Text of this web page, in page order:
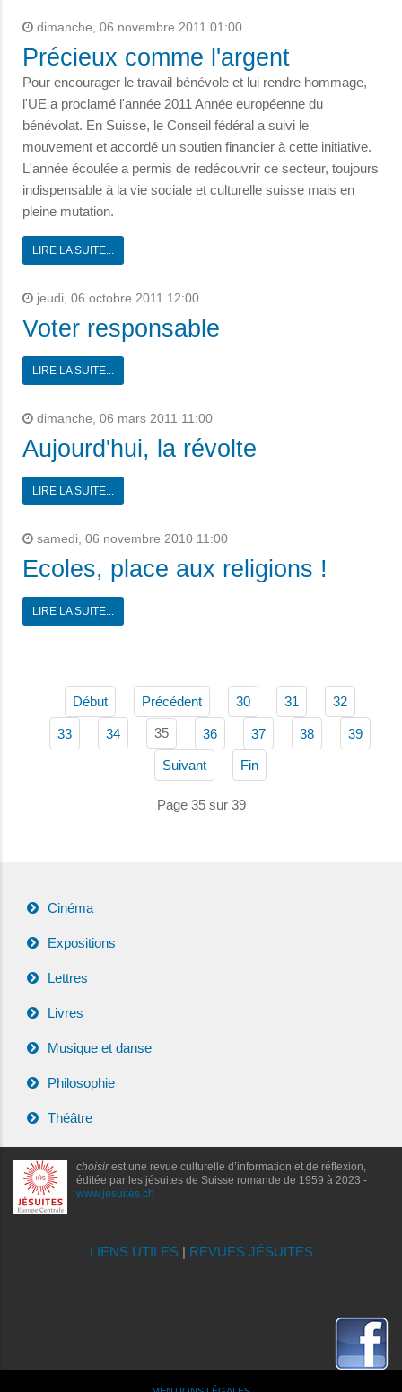
dimanche, 06 novembre 2011 01:00
Précieux comme l'argent
Pour encourager le travail bénévole et lui rendre hommage,
l'UE a proclamé l'année 2011 Année européenne du
bénévolat. En Suisse, le Conseil fédéral a suivi le
mouvement et accordé un soutien financier à cette initiative.
L'année écoulée a permis de redécouvrir ce secteur, toujours
indispensable à la vie sociale et culturelle suisse mais en
pleine mutation.
LIRE LA SUITE...
jeudi, 06 octobre 2011 12:00
Voter responsable
LIRE LA SUITE...
dimanche, 06 mars 2011 11:00
Aujourd'hui, la révolte
LIRE LA SUITE...
samedi, 06 novembre 2010 11:00
Ecoles, place aux religions !
LIRE LA SUITE...
Début Précédent 30 31 32
33 34 35 36 37 38 39
Suivant Fin
Page 35 sur 39
Cinéma
Expositions
Lettres
Livres
Musique et danse
Philosophie
Théâtre
choisirest une revue culturelle d’information et de réflexion,
éditée par les jésuites de Suisse romande de 1959 à 2023 -
www.jesuites.ch
LIENS UTILES| REVUES JÉSUITES